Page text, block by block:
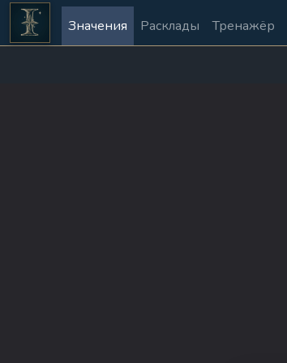
Значения Расклады Тренажёр